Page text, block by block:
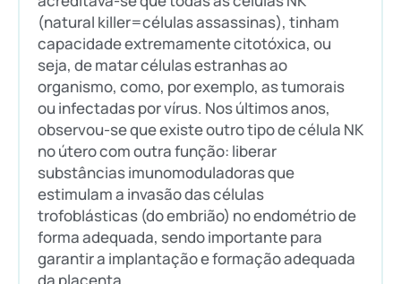
(natural killer=células assassinas), tinham
capacidade extremamente citotóxica, ou
seja, de matar células estranhas ao
organismo, como, por exemplo, as tumorais
ou infectadas por vírus. Nos últimos anos,
observou-se que existe outro tipo de célula NK
no útero com outra função: liberar
substâncias imunomoduladoras que
estimulam a invasão das células
trofoblásticas (do embrião) no endométrio de
forma adequada, sendo importante para
garantir a implantação e formação adequada